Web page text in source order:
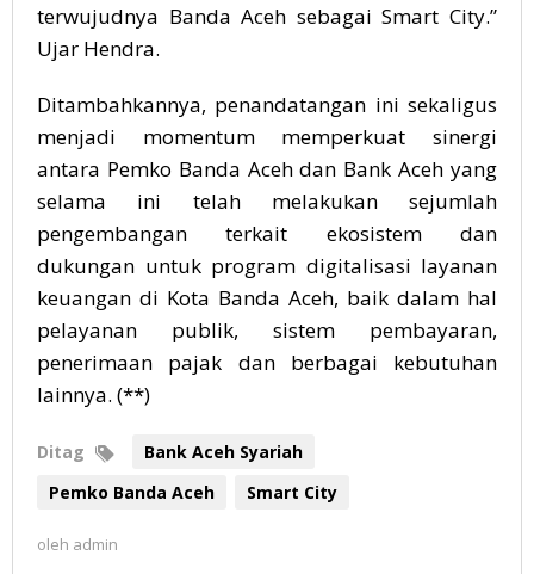
terwujudnya Banda Aceh sebagai Smart City.”
Ujar Hendra.
Ditambahkannya, penandatangan ini sekaligus
menjadi momentum memperkuat sinergi
antara Pemko Banda Aceh dan Bank Aceh yang
selama ini telah melakukan sejumlah
pengembangan terkait ekosistem dan
dukungan untuk program digitalisasi layanan
keuangan di Kota Banda Aceh, baik dalam hal
pelayanan publik, sistem pembayaran,
penerimaan pajak dan berbagai kebutuhan
lainnya. (**)
Ditag
Bank Aceh Syariah
Pemko Banda Aceh
Smart City
oleh admin